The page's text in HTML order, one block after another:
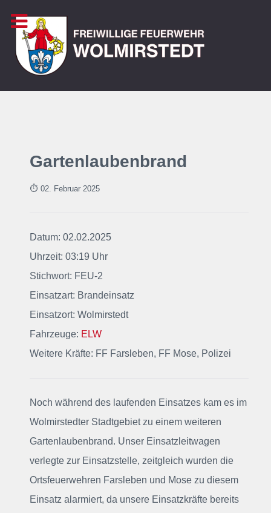
Gartenlaubenbrand
⏱ 02. Februar 2025
Datum: 02.02.2025
Uhrzeit: 03:19 Uhr
Stichwort: FEU-2
Einsatzart: Brandeinsatz
Einsatzort: Wolmirstedt
Fahrzeuge: ELW
Weitere Kräfte: FF Farsleben, FF Mose, Polizei
Noch während des laufenden Einsatzes kam es im
Wolmirstedter Stadtgebiet zu einem weiteren
Gartenlaubenbrand. Unser Einsatzleitwagen
verlegte zur Einsatzstelle, zeitgleich wurden die
Ortsfeuerwehren Farsleben und Mose zu diesem
Einsatz alarmiert, da unsere Einsatzkräfte bereits